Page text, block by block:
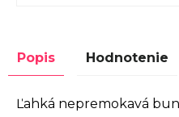
Popis Hodnotenie
Ľahká nepremokavá